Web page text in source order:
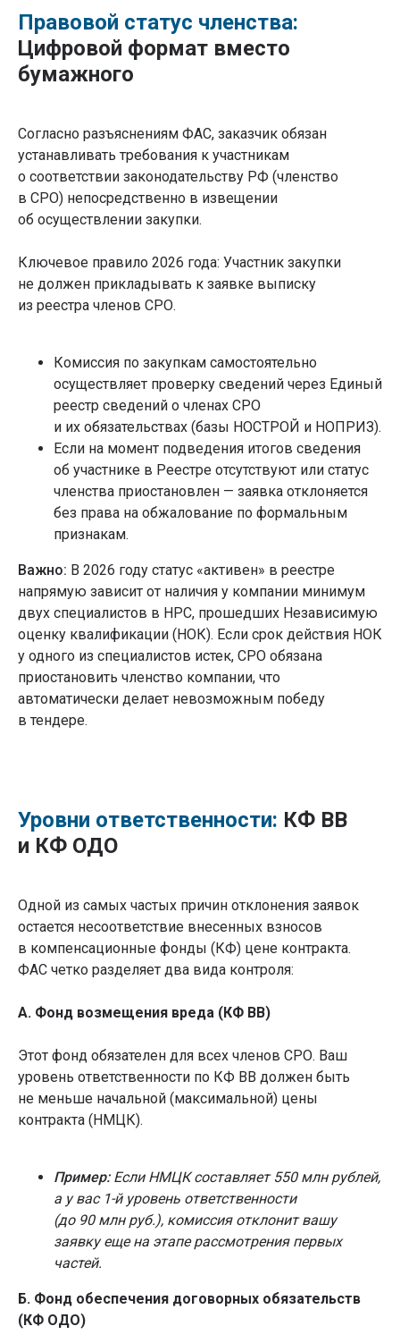
Правовой статус членства:
Цифровой формат вместо
бумажного
Согласно разъяснениям ФАС, заказчик обязан
устанавливать требования к участникам
о соответствии законодательству РФ (членство
в СРО) непосредственно в извещении
об осуществлении закупки.
Ключевое правило 2026 года: Участник закупки
не должен прикладывать к заявке выписку
из реестра членов СРО.
Комиссия по закупкам самостоятельно
осуществляет проверку сведений через Единый
реестр сведений о членах СРО
и их обязательствах (базы НОСТРОЙ и НОПРИЗ).
Если на момент подведения итогов сведения
об участнике в Реестре отсутствуют или статус
членства приостановлен — заявка отклоняется
без права на обжалование по формальным
признакам.
Важно: В 2026 году статус «активен» в реестре
напрямую зависит от наличия у компании минимум
двух специалистов в НРС, прошедших Независимую
оценку квалификации (НОК). Если срок действия НОК
у одного из специалистов истек, СРО обязана
приостановить членство компании, что
автоматически делает невозможным победу
в тендере.
Уровни ответственности: КФ ВВ
и КФ ОДО
Одной из самых частых причин отклонения заявок
остается несоответствие внесенных взносов
в компенсационные фонды (КФ) цене контракта.
ФАС четко разделяет два вида контроля:
А. Фонд возмещения вреда (КФ ВВ)
Этот фонд обязателен для всех членов СРО. Ваш
уровень ответственности по КФ ВВ должен быть
не меньше начальной (максимальной) цены
контракта (НМЦК).
Пример:Если НМЦК составляет 550 млн рублей,
а у вас 1-й уровень ответственности
(до 90 млн руб.), комиссия отклонит вашу
заявку еще на этапе рассмотрения первых
частей.
Б. Фонд обеспечения договорных обязательств
(КФ ОДО)